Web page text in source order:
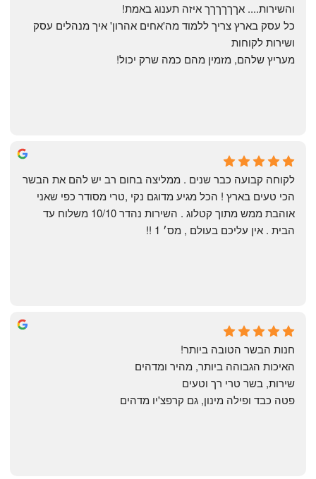
Shahaf Bendarker
6 months ago
והשירות.... אךךךךךך איזה תענוג באמת!
ושירות לקוחות
מעריץ שלהם, מזמין מהם כמה שרק יכול!
Annael Annael
8 months ago
הבית . אין עליכם בעולם , מס׳ 1 !!
חנות הבשר הטובה ביותר!
האיכות הגבוהה ביותר, מהיר ומדהים
שירות, בשר טרי רך וטעים
פטה כבד ופילה מינון, גם קרפצ'יו מדהים